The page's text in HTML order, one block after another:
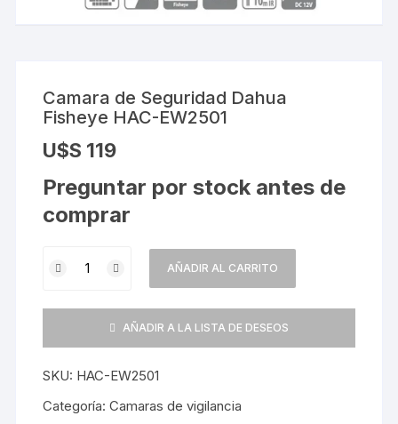
Camara de Seguridad Dahua
Fisheye HAC-EW2501
U$S 119
Preguntar por stock antes de
comprar
de
EW2501
cantidad
AÑADIR AL CARRITO
AÑADIR A LA LISTA DE DESEOS
SKU: HAC-EW2501
Categoría:Camaras de vigilancia